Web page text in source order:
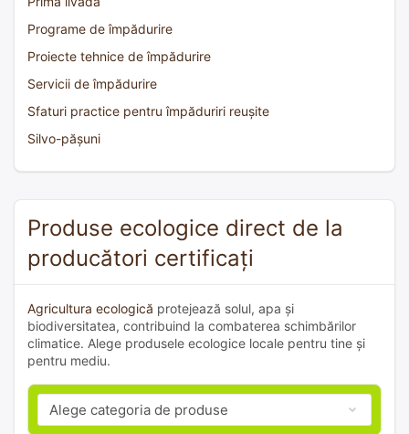
Programe de împădurire
Proiecte tehnice de împădurire
Servicii de împădurire
Sfaturi practice pentru împăduriri reușite
Silvo-pășuni
Produse ecologice direct de la
producători certificați
Agricultura ecologică protejează solul, apa și
biodiversitatea, contribuind la combaterea schimbărilor
climatice. Alege produsele ecologice locale pentru tine și
pentru mediu.